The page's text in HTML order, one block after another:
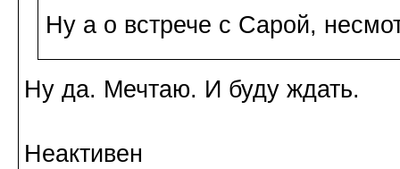
Ну а о встрече с Сарой,
Ну да. Мечтаю. И буду ждать.
Неактивен